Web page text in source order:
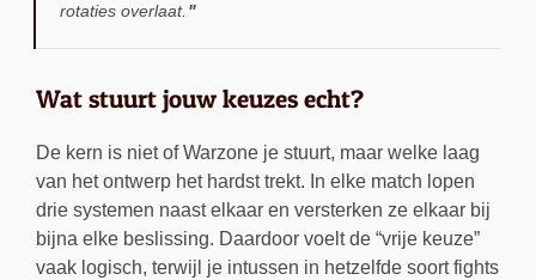
rotaties overlaat.
Wat stuurt jouw keuzes echt?
De kern is niet of Warzone je stuurt, maar welke laag
van het ontwerp het hardst trekt. In elke match lopen
drie systemen naast elkaar en versterken ze elkaar bij
bijna elke beslissing. Daardoor voelt de “vrije keuze”
vaak logisch, terwijl je intussen in hetzelfde soort fights